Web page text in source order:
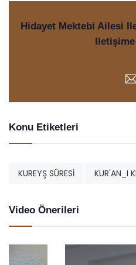
Hidayet Mektebi Ailesi
Konu Etiketleri
KUREYŞ SÛRESİ KUR'AN_I
Video Önerileri